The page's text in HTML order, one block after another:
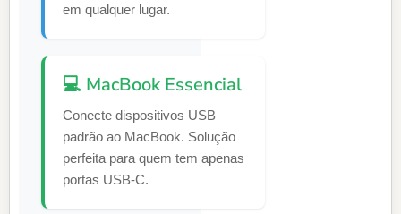
em qualquer lugar.
💻 MacBook Essencial
Conecte dispositivos USB
padrão ao MacBook. Solução
perfeita para quem tem apenas
portas USB-C.